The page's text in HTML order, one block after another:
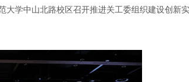
大学中山北路校区召开推进关工委组织建设创新